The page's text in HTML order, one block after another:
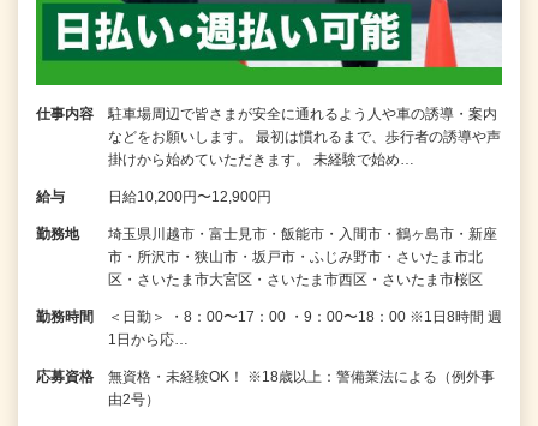
仕事内容
駐車場周辺で皆さまが安全に通れるよう人や車の誘導・案内
などをお願いします。 最初は慣れるまで、歩行者の誘導や声
掛けから始めていただきます。 未経験で始め…
給与 日給10,200円〜12,900円
勤務地
埼玉県川越市・富士見市・飯能市・入間市・鶴ヶ島市・新座
市・所沢市・狭山市・坂戸市・ふじみ野市・さいたま市北
区・さいたま市大宮区・さいたま市西区・さいたま市桜区
勤務時間
＜日勤＞ ・8：00〜17：00 ・9：00〜18：00 ※1日8時間 週
1日から応…
応募資格
無資格・未経験OK！ ※18歳以上：警備業法による（例外事
由2号）